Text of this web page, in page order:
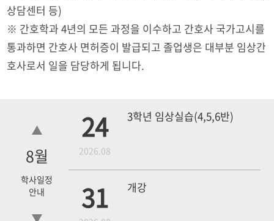
상담센터 등)
※ 간호학과 4년의 모든 과정을 이수하고 간호사 국가고시를
통과하면 간호사 면허증이 발급되고 졸업생은 대부분 임상간
호사로서 일을 담당하게 됩니다.
8월
학사일정
안내
24
2026.08
3학년 임상실습(4,5,6반)
31 개강